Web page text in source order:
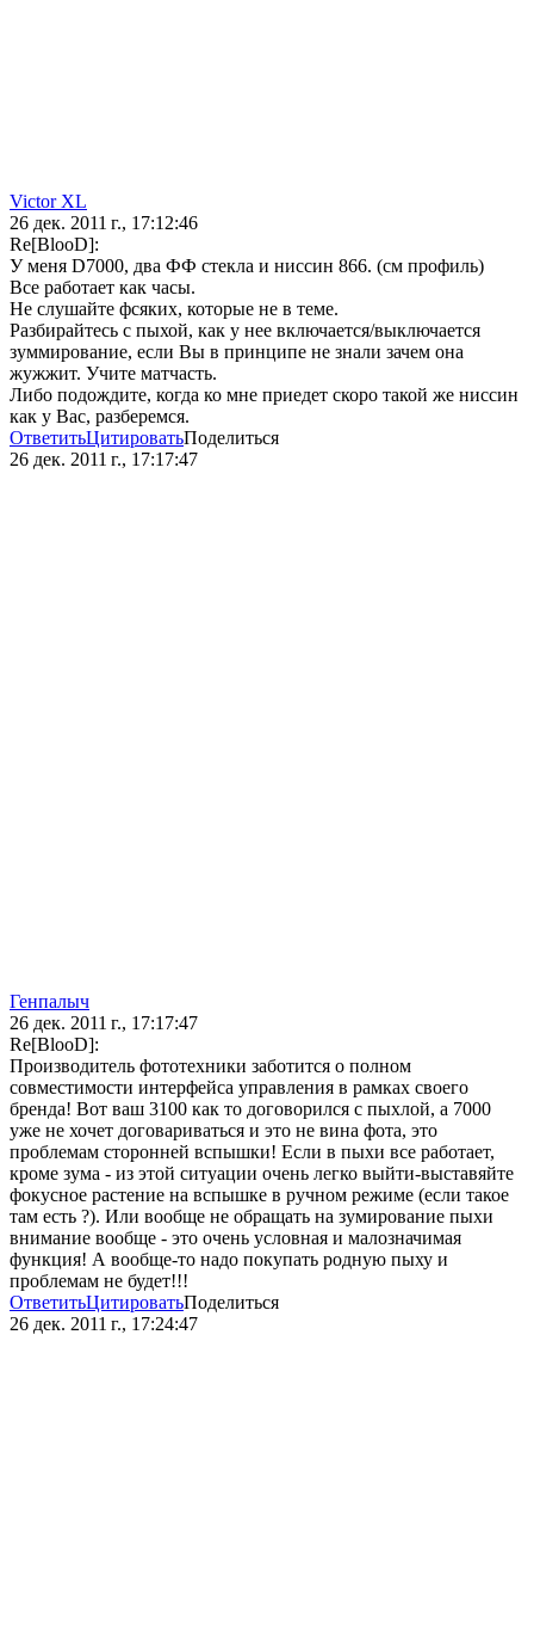
Victor XL
26 дек. 2011 г., 17:12:46
Re[BlooD]:
У меня D7000, два ФФ стекла и ниссин 866. (см профиль)
Все работает как часы.
Не слушайте фсяких, которые не в теме.
Разбирайтесь с пыхой, как у нее включается/выключается
зуммирование, если Вы в принципе не знали зачем она
жужжит. Учите матчасть.
Либо подождите, когда ко мне приедет скоро такой же ниссин
как у Вас, разберемся.
ОтветитьЦитироватьПоделиться
26 дек. 2011 г., 17:17:47
Генпалыч
26 дек. 2011 г., 17:17:47
Re[BlooD]:
Производитель фототехники заботится о полном
совместимости интерфейса управления в рамках своего
бренда! Вот ваш 3100 как то договорился с пыхлой, а 7000
уже не хочет договариваться и это не вина фота, это
проблемам сторонней вспышки! Если в пыхи все работает,
кроме зума - из этой ситуации очень легко выйти-выставяйте
фокусное растение на вспышке в ручном режиме (если такое
там есть ?). Или вообще не обращать на зумирование пыхи
внимание вообще - это очень условная и малозначимая
функция! А вообще-то надо покупать родную пыху и
проблемам не будет!!!
ОтветитьЦитироватьПоделиться
26 дек. 2011 г., 17:24:47